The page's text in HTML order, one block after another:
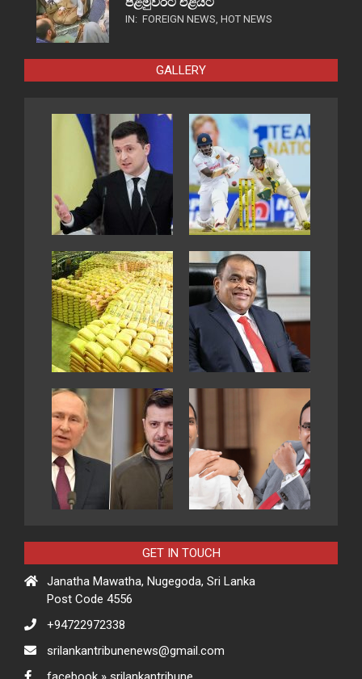
IN: FOREIGN NEWS, HOT NEWS
GALLERY
GET IN TOUCH
Janatha Mawatha, Nugegoda, Sri Lanka
Post Code 4556
+94722972338
srilankantribunenews@gmail.com